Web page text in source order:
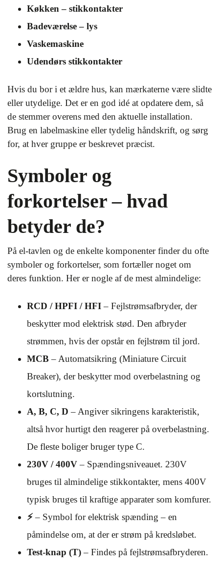
Køkken – stikkontakter
Badeværelse – lys
Vaskemaskine
Udendørs stikkontakter
Hvis du bor i et ældre hus, kan mærkaterne være slidte
eller utydelige. Det er en god idé at opdatere dem, så
de stemmer overens med den aktuelle installation.
Brug en labelmaskine eller tydelig håndskrift, og sørg
for, at hver gruppe er beskrevet præcist.
Symboler og
forkortelser – hvad
betyder de?
På el-tavlen og de enkelte komponenter finder du ofte
symboler og forkortelser, som fortæller noget om
deres funktion. Her er nogle af de mest almindelige:
RCD / HPFI / HFI– Fejlstrømsafbryder, der
beskytter mod elektrisk stød. Den afbryder
strømmen, hvis der opstår en fejlstrøm til jord.
MCB– Automatsikring (Miniature Circuit
Breaker), der beskytter mod overbelastning og
kortslutning.
A, B, C, D – Angiver sikringens karakteristik,
altså hvor hurtigt den reagerer på overbelastning.
De fleste boliger bruger type C.
230V / 400V– Spændingsniveauet. 230V
bruges til almindelige stikkontakter, mens 400V
typisk bruges til kraftige apparater som komfurer.
⚡– Symbol for elektrisk spænding – en
påmindelse om, at der er strøm på kredsløbet.
Test-knap (T)– Findes på fejlstrømsafbryderen.